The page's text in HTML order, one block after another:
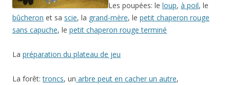
Les poupées: le loup, à poil, le
bûcheron et sa scie, la grand-mère, le petit chaperon rouge
sans capuche, le petit chaperon rouge terminé
La préparation du plateau de jeu
La forêt:troncs, un arbre peut en cacher un autre,